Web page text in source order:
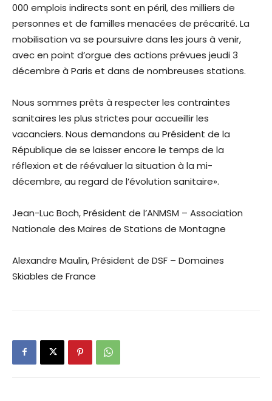
000 emplois indirects sont en péril, des milliers de
personnes et de familles menacées de précarité. La
mobilisation va se poursuivre dans les jours à venir,
avec en point d’orgue des actions prévues jeudi 3
décembre à Paris et dans de nombreuses stations.
Nous sommes prêts à respecter les contraintes
sanitaires les plus strictes pour accueillir les
vacanciers. Nous demandons au Président de la
République de se laisser encore le temps de la
réflexion et de réévaluer la situation à la mi-
décembre, au regard de l’évolution sanitaire».
Jean-Luc Boch, Président de l’ANMSM – Association
Nationale des Maires de Stations de Montagne
Alexandre Maulin, Président de DSF – Domaines
Skiables de France